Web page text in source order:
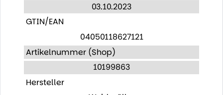
03.10.2023
GTIN/EAN
04050118627121
Artikelnummer (Shop)
10199863
Hersteller